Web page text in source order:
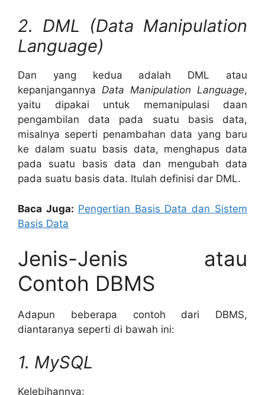
2. DML (Data Manipulation
Language)
Dan yang kedua adalah DML atau
kepanjangannya Data Manipulation Language,
yaitu dipakai untuk memanipulasi daan
pengambilan data pada suatu basis data,
misalnya seperti penambahan data yang baru
ke dalam suatu basis data, menghapus data
pada suatu basis data dan mengubah data
pada suatu basis data. Itulah definisi dar DML.
Baca Juga: Pengertian Basis Data dan Sistem
Basis Data
Jenis-Jenis atau
Contoh DBMS
Adapun beberapa contoh dari DBMS,
diantaranya seperti di bawah ini:
1. MySQL
Kelebihannya: